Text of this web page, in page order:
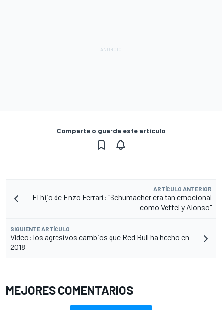
Comparte o guarda este artículo
ARTÍCULO ANTERIOR
El hijo de Enzo Ferrari: "Schumacher era tan emocional
como Vettel y Alonso"
SIGUIENTE ARTÍCULO
Vídeo: los agresivos cambios que Red Bull ha hecho en
2018
MEJORES COMENTARIOS